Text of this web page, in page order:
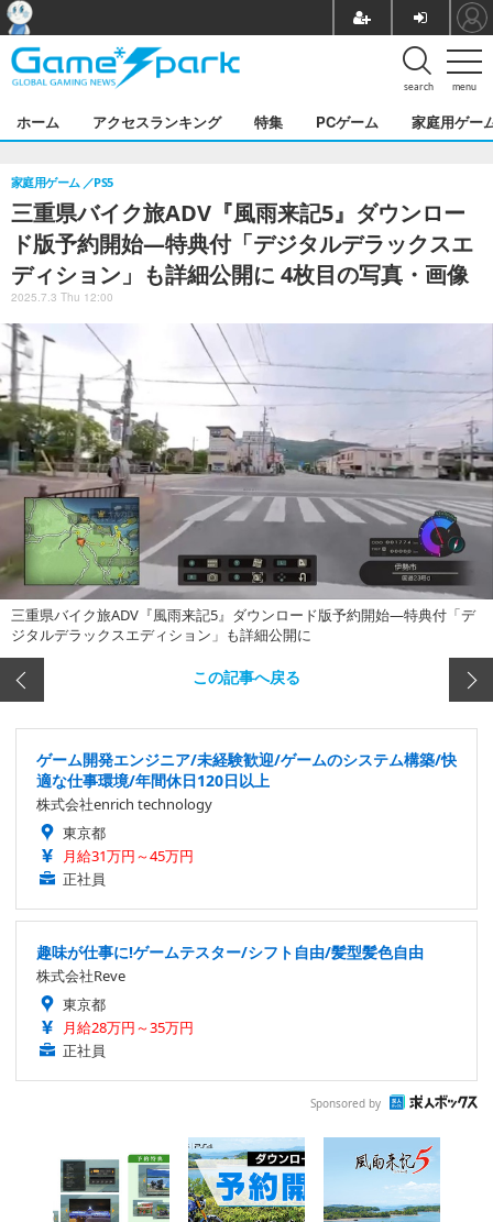
menu
search
ホーム アクセスランキング 特集 PCゲーム 家庭用ゲー
三重県バイク旅ADV『風雨来記5』ダウンロー
ド版予約開始―特典付「デジタルデラックスエ
ディション」も詳細公開に 4枚目の写真・画像
家庭用ゲーム PS5
2025.7.3 Thu 12:00
三重県バイク旅ADV『風雨来記5』ダウンロード版予約開始―特典付「デ
ジタルデラックスエディション」も詳細公開に
この記事へ戻る
ゲーム開発エンジニア/未経験歓迎/ゲームのシステム構築/快
適な仕事環境/年間休日120日以上
株式会社enrich technology
東京都
月給31万円～45万円
正社員
趣味が仕事に!ゲームテスター/シフト自由/髪型髪色自由
株式会社Reve
東京都
月給28万円～35万円
正社員
Sponsored by